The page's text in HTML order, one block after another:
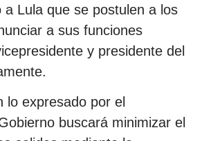
Lula que se postulen a los
a sus funciones
y presidente del
lo expresado por el
buscará minimizar el